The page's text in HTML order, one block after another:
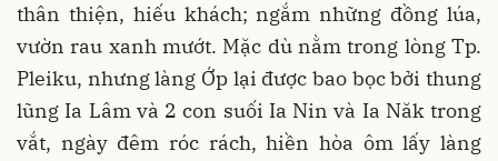
thân thiện, hiếu khách; ngắm những đồng lúa,
vườn rau xanh mướt. Mặc dù nằm trong lòng Tp.
Pleiku, nhưng làng Ớp lại được bao bọc bởi thung
lũng Ia Lâm và 2 con suối Ia Nin và Ia Năk trong
vắt, ngày đêm róc rách, hiền hòa ôm lấy làng